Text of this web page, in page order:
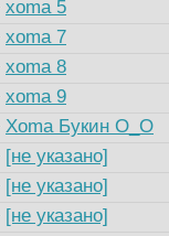
xoma 5
xoma 7
xoma 8
xoma 9
Xoma Букин O_O
[не указано]
[не указано]
[не указано]